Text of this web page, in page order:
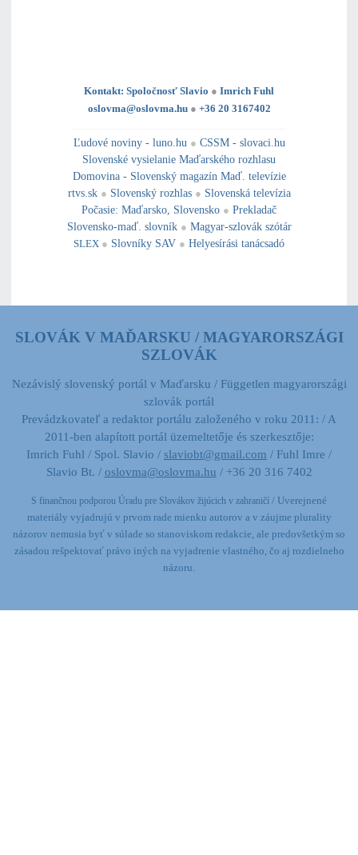
Kontakt: Spoločnosť Slavio ● Imrich Fuhl
oslovma@oslovma.hu ● +36 20 3167402
Ľudové noviny - luno.hu ● CSSM - slovaci.hu
Slovenské vysielanie Maďarského rozhlasu
Domovina - Slovenský magazín Maď. televízie
rtvs.sk ● Slovenský rozhlas ● Slovenská televízia
Počasie: Maďarsko, Slovensko ● Prekladač
Slovensko-maď. slovník ● Magyar-szlovák szótár
SLEX ● Slovníky SAV ● Helyesírási tanácsadó
SLOVÁK V MAĎARSKU / MAGYARORSZÁGI
SZLOVÁK
Nezávislý slovenský portál v Maďarsku / Független magyarországi
szlovák portál
Prevádzkovateľ a redaktor portálu založeného v roku 2011: / A
2011-ben alapított portál üzemeltetője és szerkesztője:
Imrich Fuhl / Spol. Slavio / slaviobt@gmail.com / Fuhl Imre /
Slavio Bt. / oslovma@oslovma.hu / +36 20 316 7402
S finančnou podporou Úradu pre Slovákov žijúcich v zahraničí / Uverejnené
materiály vyjadrujú v prvom rade mienku autorov a v záujme plurality
názorov nemusia byť v súlade so stanoviskom redakcie, ale predovšetkým so
zásadou rešpektovať právo iných na vyjadrenie vlastného, čo aj rozdielneho
názoru.